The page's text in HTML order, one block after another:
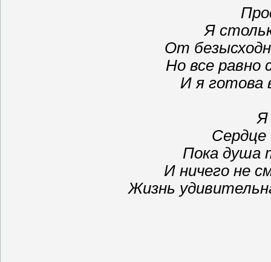
Я
От
Но все равно
И я готова
Я
Пока душа
И ничего не
Жизнь